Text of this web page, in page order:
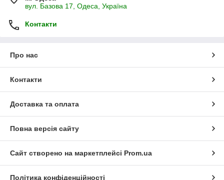
вул. Базова 17, Одеса, Україна
Контакти
Про нас
Контакти
Доставка та оплата
Повна версія сайту
Сайт створено на маркетплейсі Prom.ua
Політика конфіденційності